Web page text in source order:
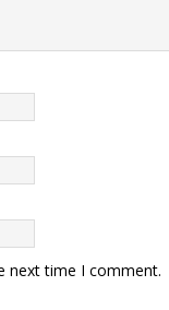
next time I comment.